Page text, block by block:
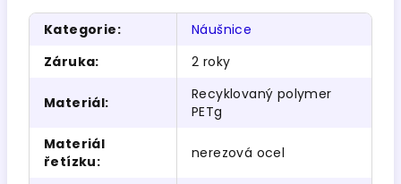
Kategorie:
Náušnice
Záruka: 2 roky
Materiál:
Recyklovaný polymer
PETg
Materiál
řetízku: nerezová ocel